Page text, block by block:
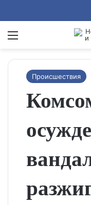
Menu
Происшествия